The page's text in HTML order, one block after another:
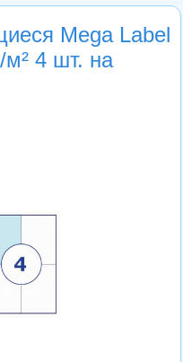
Mega Label
4 шт. на